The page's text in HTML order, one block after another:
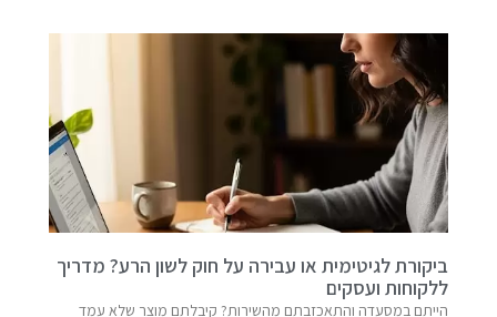
ביקורת לגיטימית או עבירה על חוק לשון הרע? מדריך
ללקוחות ועסקים
הייתם במסעדה והתאכזבתם מהשירות? קיבלתם מוצר שלא עמד